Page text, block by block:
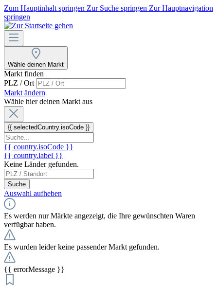
Zum Hauptinhalt springen Zur Suche springen Zur Hauptnavigation
springen
Wähle deinen Markt
Markt finden
PLZ / Ort
Markt ändern
Wähle hier deinen Markt aus
{{ selectedCountry.isoCode }}
{{ country.isoCode }}
{{ country.label }}
Keine Länder gefunden.
Suche
Auswahl aufheben
Es werden nur Märkte angezeigt, die Ihre gewünschten Waren
verfügbar haben.
Es wurden leider keine passender Markt gefunden.
{{ errorMessage }}